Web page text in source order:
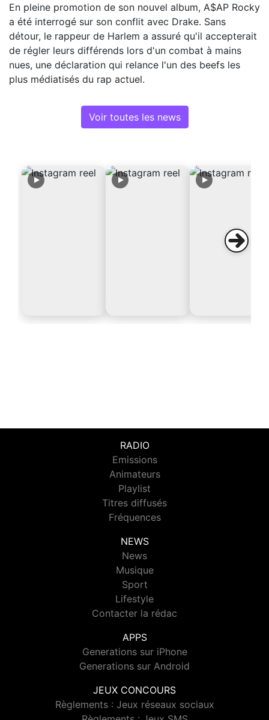
En pleine promotion de son nouvel album, A$AP Rocky
a été interrogé sur son conflit avec Drake. Sans
détour, le rappeur de Harlem a assuré qu'il accepterait
de régler leurs différends lors d'un combat à mains
nues, une déclaration qui relance l'un des beefs les
plus médiatisés du rap actuel.
Voir toutes les news
RADIO
Emissions
Animateurs
Playlist
Titres diffusés
Fréquences
NEWS
News
Musique
Sport
Lifestyle
Contacter la rédac
APPS
Generations sur iPhone
Generations sur Android
JEUX CONCOURS
Règlements : Jeux réseaux sociaux